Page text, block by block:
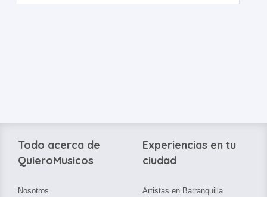
Todo acerca de
QuieroMusicos
Nosotros
Experiencias en tu
ciudad
Artistas en Barranquilla